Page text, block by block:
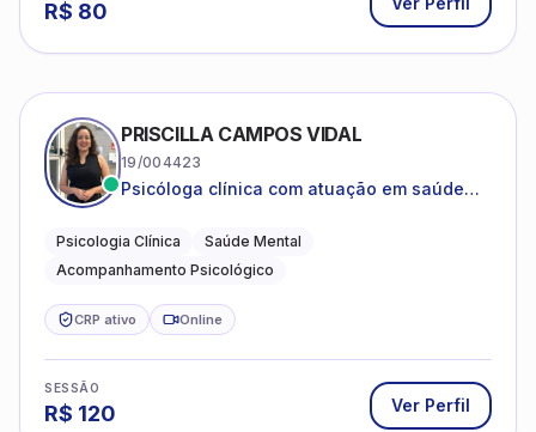
R$ 80
PRISCILLA CAMPOS VIDAL
19/004423
Psicóloga clínica com atuação em saúde
Psicologia Clínica
Saúde Mental
Acompanhamento Psicológico
CRP ativo Online
SESSÃO
R$ 120 Ver Perfil